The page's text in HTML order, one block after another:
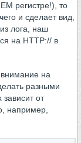
регистре!), то
и сделает вид,
лога, наш
на HTTP:// в
на
разными
от
например,